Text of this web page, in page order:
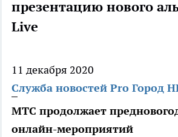
презентацию нового
Live
11 декабря 2020
Служба новостей Pro Город
МТС продолжает
онлайн-мероприятий